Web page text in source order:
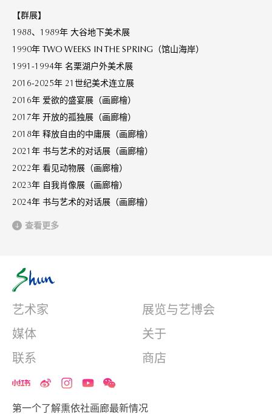
【群展】
1988、1989年 大谷地下美术展
1990年 TWO WEEKS IN THE SPRING（馆山海岸）
1991-1994年 名栗湖户外美术展
2016-2025年 21世纪美术连立展
2016年 爱欲的盛宴展（画廊檜）
2017年 开放的孤独展（画廊檜）
2018年 释放自由的中庸展（画廊檜）
2021年 书与艺术的对话展（画廊檜）
2022年 看见动物展（画廊檜）
2023年 自我肖像展（画廊檜）
2024年 书与艺术的对话展（画廊檜）
查看更多
艺术家
展览与艺博会
媒体
关于
联系
商店
第一个了解熏依社画廊最新情况